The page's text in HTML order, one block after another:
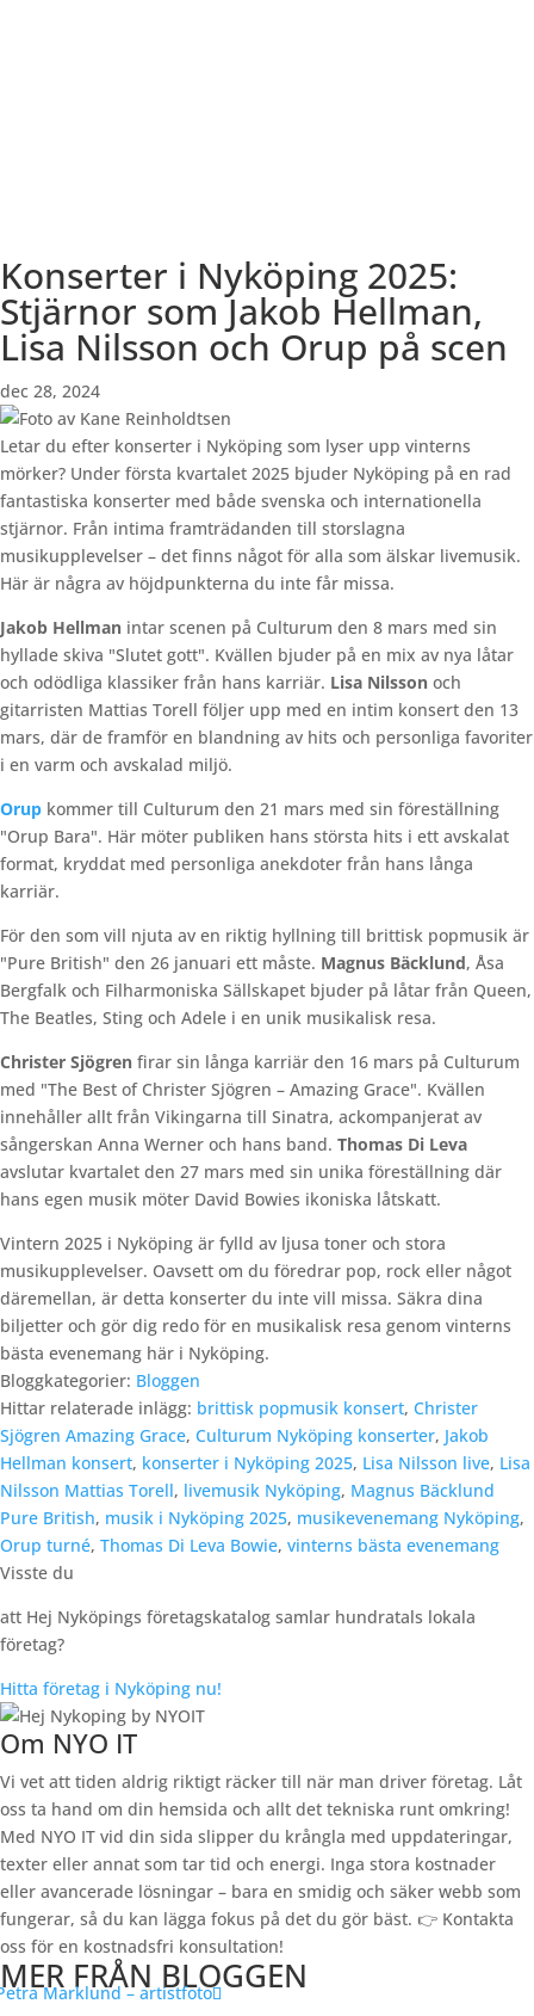
Konserter i Nyköping 2025:
Stjärnor som Jakob Hellman,
Lisa Nilsson och Orup på scen
dec 28, 2024
Letar du efter konserter i Nyköping som lyser upp vinterns
mörker? Under första kvartalet 2025 bjuder Nyköping på en rad
fantastiska konserter med både svenska och internationella
stjärnor. Från intima framträdanden till storslagna
musikupplevelser – det finns något för alla som älskar livemusik.
Här är några av höjdpunkterna du inte får missa.
Jakob Hellman intar scenen på Culturum den 8 mars med sin
hyllade skiva "Slutet gott". Kvällen bjuder på en mix av nya låtar
och odödliga klassiker från hans karriär. Lisa Nilsson och
gitarristen Mattias Torell följer upp med en intim konsert den 13
mars, där de framför en blandning av hits och personliga favoriter
i en varm och avskalad miljö.
Orup kommer till Culturum den 21 mars med sin föreställning
"Orup Bara". Här möter publiken hans största hits i ett avskalat
format, kryddat med personliga anekdoter från hans långa
karriär.
För den som vill njuta av en riktig hyllning till brittisk popmusik är
"Pure British" den 26 januari ett måste. Magnus Bäcklund, Åsa
Bergfalk och Filharmoniska Sällskapet bjuder på låtar från Queen,
The Beatles, Sting och Adele i en unik musikalisk resa.
Christer Sjögren firar sin långa karriär den 16 mars på Culturum
med "The Best of Christer Sjögren – Amazing Grace". Kvällen
innehåller allt från Vikingarna till Sinatra, ackompanjerat av
sångerskan Anna Werner och hans band. Thomas Di Leva
avslutar kvartalet den 27 mars med sin unika föreställning där
hans egen musik möter David Bowies ikoniska låtskatt.
Vintern 2025 i Nyköping är fylld av ljusa toner och stora
musikupplevelser. Oavsett om du föredrar pop, rock eller något
däremellan, är detta konserter du inte vill missa. Säkra dina
biljetter och gör dig redo för en musikalisk resa genom vinterns
bästa evenemang här i Nyköping.
Bloggkategorier: Bloggen
Hittar relaterade inlägg: brittisk popmusik konsert, Christer
Sjögren Amazing Grace, Culturum Nyköping konserter, Jakob
Hellman konsert, konserter i Nyköping 2025, Lisa Nilsson live, Lisa
Nilsson Mattias Torell, livemusik Nyköping, Magnus Bäcklund
Pure British, musik i Nyköping 2025, musikevenemang Nyköping,
Orup turné, Thomas Di Leva Bowie, vinterns bästa evenemang
Visste du
att Hej Nyköpings företagskatalog samlar hundratals lokala
företag?
Hitta företag i Nyköping nu!
Om NYO IT
Vi vet att tiden aldrig riktigt räcker till när man driver företag. Låt
oss ta hand om din hemsida och allt det tekniska runt omkring!
Med NYO IT vid din sida slipper du krångla med uppdateringar,
texter eller annat som tar tid och energi. Inga stora kostnader
eller avancerade lösningar – bara en smidig och säker webb som
fungerar, så du kan lägga fokus på det du gör bäst. 👉 Kontakta
oss för en kostnadsfri konsultation!
MER FRÅN BLOGGEN